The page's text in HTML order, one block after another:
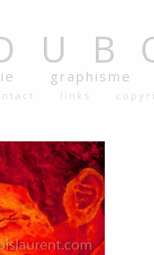
graphisme
links